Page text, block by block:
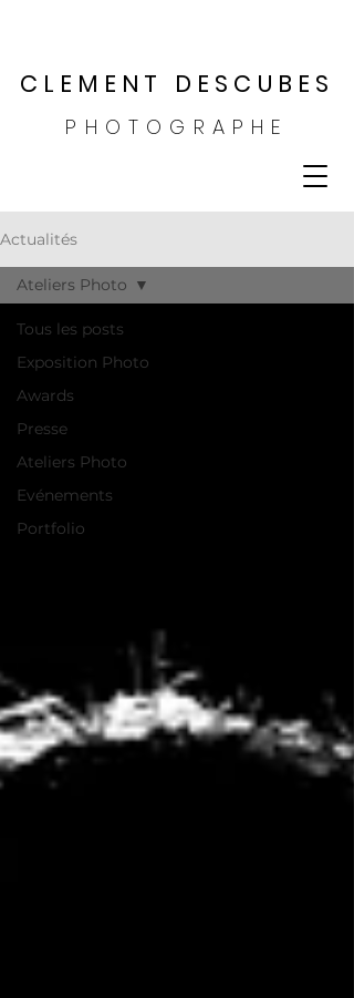
PHOTOGRAPHE
CLEMENT DESCUBES
Actualités
Tous les posts
Exposition Photo
Awards
Presse
Ateliers Photo
Evénements
Portfolio
Ateliers Photo